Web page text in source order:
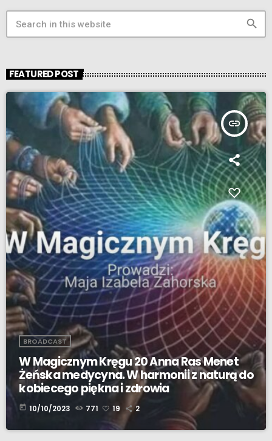
search
FEATURED POST
insert_link
BROADCAST
W Magicznym Kręgu 20 Anna Ras Menet
Żeńska medycyna. W harmonii z naturą do
kobiecego piękna i zdrowia
today 10/10/2023 771 19 2